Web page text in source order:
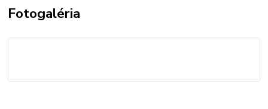
Fotogaléria